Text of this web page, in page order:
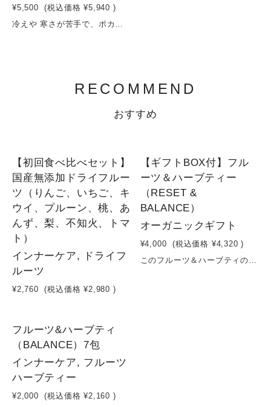
¥5,500 (税込価格 ¥5,940 )
冷えや 寒さが苦手で、ポカポカしたい方向けのブレンド。身体を温めるハーブであるジンジャーや柚子に様々なフルーツやハーブを贅沢にブレンドしました。寒い季節だけではなく、夏の冷房対策にもオススメです。毎日飲んでも飽きないフルーティーな味に仕上がっています。30包入りで、日々のリラックスタイムやおもてなしの一杯にも最適です。透明なティーポットに入れて楽しむこのティーは、見た目にも美しく、優雅なティータイムを演出します。そのまま食べられるフルーツピースが入っているため、飲み終わった後の小さな楽しみも提供します。毎日のバランスを整えるために、心地よいハーブの香りとフルーツの甘みが絶妙にマッチしたこのティーで、穏やかなひとときをお過ごしください。5g×30包 砂糖不使用、ノンカフェイン賞味期限：製造日から１年半
RECOMMEND
おすすめ
【初回食べ比べセット】
国産無添加ドライフルー
ツ（りんご、いちご、キ
ウイ、プルーン、桃、あ
んず、梨、不知火、トマ
ト）
インナーケア, ドライフ
ルーツ
¥2,760 (税込価格 ¥2,980 )
【ギフトBOX付】フル
ーツ＆ハーブティー
（RESET &
BALANCE）
オーガニックギフト
¥4,000 (税込価格 ¥4,320 )
このフルーツ＆ハーブティのギフトセットには、「RESET」と「BALANCE」と名付けられた二種類のティーバッグが含まれており、どちらもノンシュガー、ノンカフェインでオーガニックです。心と体を穏やかに整えるための厳選されたフルーツとハーブのブレンドは、どんなお茶の時間も特別なものに変えてくれます。美しいピンクのパッケージは、見た目にも美しく、プレゼントとしても喜ばれること間違いなし。自分へのご褒美はもちろん、大切な人への贈り物としても最適です。健康と癒しをテーマにしたこのティーセットで、穏やかな一時をお楽しみください。
フルーツ&ハーブティ
（BALANCE）7包
インナーケア, フルーツ
ハーブティー
¥2,000 (税込価格 ¥2,160 )